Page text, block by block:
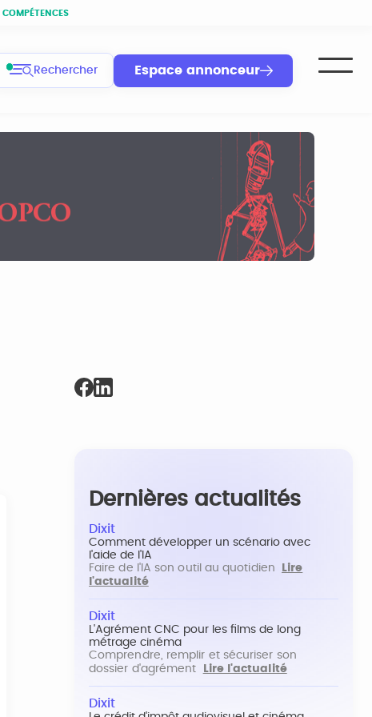
COMPÉTENCES
Rechercher Espace annonceur
Dernières actualités
Dixit
Comment développer un scénario avec
l'aide de l'IA
Faire de l'IA son outil au quotidien
Lire
l'actualité
Dixit
L'Agrément CNC pour les films de long
métrage cinéma
Comprendre, remplir et sécuriser son
dossier d'agrément
Lire l'actualité
Dixit